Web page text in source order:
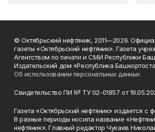
© Октябрьский нефтяник, 2011—2026.
газеты «Октябрьский нефтяник». Газета
Агентством по печати и СМИ Республики
Издательский дом «Республика
Об использовании персональных данных
Свидетельство ПИ № ТУ 02-01857 от
Газета «Октябрьский нефтяник» издается с
В разные периоды носила название
нефтяник». Главный редактор Чукаев